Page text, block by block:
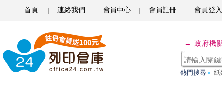
首頁 連絡我們 會員中心 會員註冊 會員登入
日
葵
→ 政府機
熱門搜尋 紙